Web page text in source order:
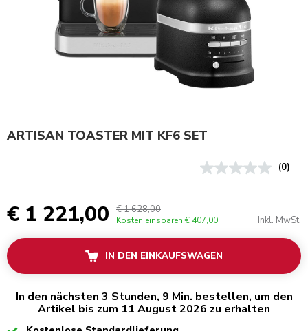
ARTISAN TOASTER MIT KF6 SET
(0)
€ 1 221,00 € 1 628,00
Kosten einsparen € 407,00 Inkl. MwSt.
IN DEN EINKAUFSWAGEN
In den nächsten 3 Stunden, 9 Min. bestellen, um den
Artikel bis zum 11 August 2026 zu erhalten